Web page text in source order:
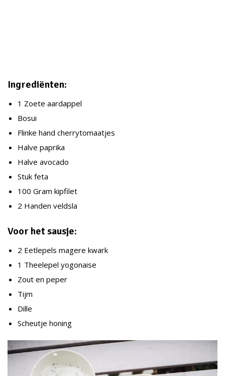
Ingrediënten:
1 Zoete aardappel
Bosui
Flinke hand cherrytomaatjes
Halve paprika
Halve avocado
Stuk feta
100 Gram kipfilet
2 Handen veldsla
Voor het sausje:
2 Eetlepels magere kwark
1 Theelepel yogonaise
Zout en peper
Tijm
Dille
Scheutje honing